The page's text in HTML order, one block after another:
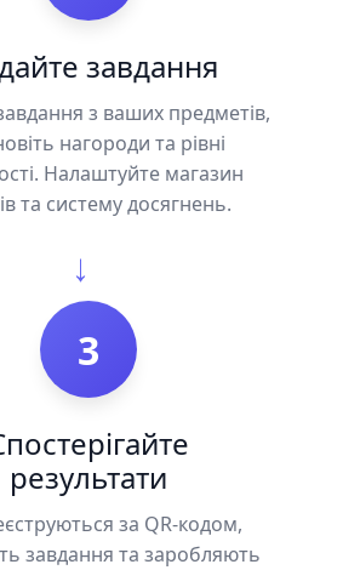
завдання
з ваших предметів,
нагороди та рівні
Налаштуйте магазин
та систему досягнень.
→
3
результати
за QR-кодом,
завдання та заробляють